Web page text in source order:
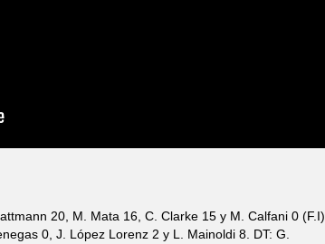
20, M. Mata 16, C. Clarke 15 y M. Calfani 0 (F.I).
0, J. López Lorenz 2 y L. Mainoldi 8. DT: G.